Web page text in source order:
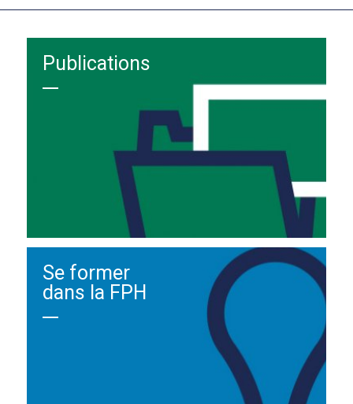
Publications
Se former
dans la FPH